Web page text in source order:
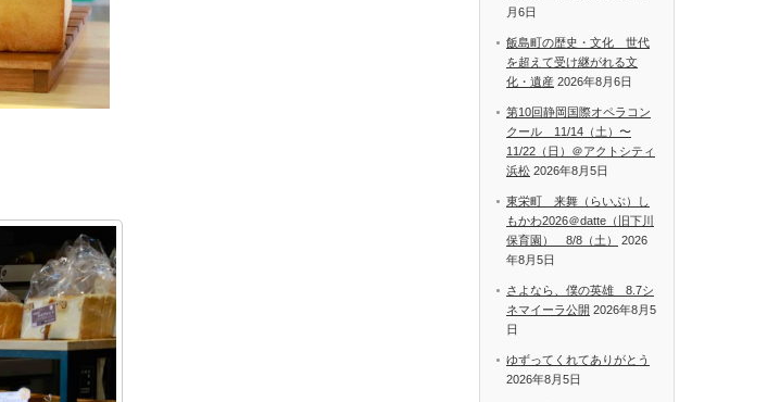
月6日
飯島町の歴史・文化 世代
を超えて受け継がれる文
化・遺産 2026年8月6日
第10回静岡国際オペラコン
クール 11/14（土）〜
11/22（日）＠アクトシティ
浜松 2026年8月5日
東栄町 来舞（らいぶ）し
もかわ2026＠datte（旧下川
保育園） 8/8（土）
2026
年8月5日
さよなら、僕の英雄 8.7シ
ネマイーラ公開 2026年8月5
日
ゆずってくれてありがとう
2026年8月5日